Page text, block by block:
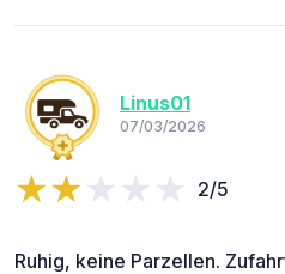
Linus01
07/03/2026
2/5
Ruhig, keine Parzellen.